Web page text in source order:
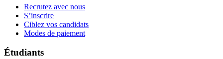
Recrutez avec nous
S’inscrire
Ciblez vos candidats
Modes de paiement
Étudiants